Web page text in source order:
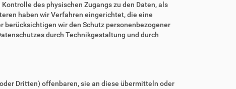
des physischen Zugangs zu den Daten, als
haben wir Verfahren eingerichtet, die eine
berücksichtigen wir den Schutz personenbezogener
durch Technikgestaltung und durch
Dritten) offenbaren, sie an diese übermitteln oder